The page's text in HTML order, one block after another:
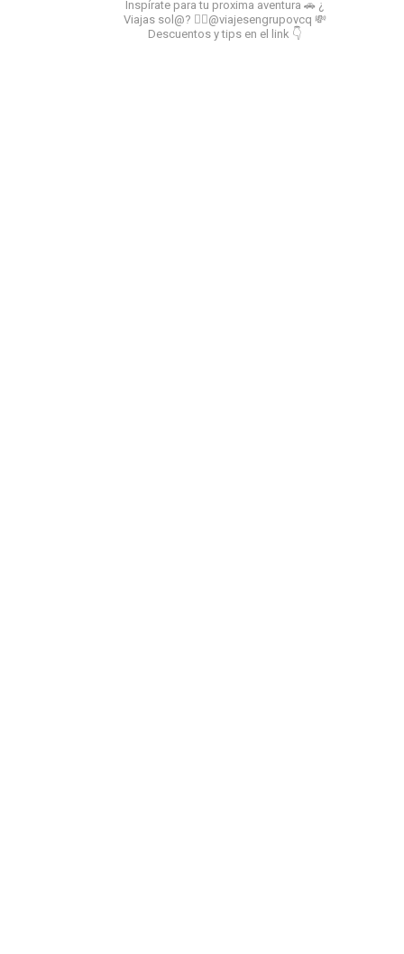
Inspírate para tu proxima aventura 🚗 ¿
Viajas sol@? 👉🏻@viajesengrupovcq 💸
Descuentos y tips en el link 👇